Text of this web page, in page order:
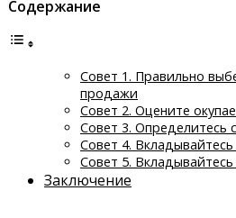
Содержание
Совет 1. Правильно
продажи
Совет 2. Оцените
Совет 3. Определитесь
Совет 4. Вкладывайтесь
Совет 5.
Заключение